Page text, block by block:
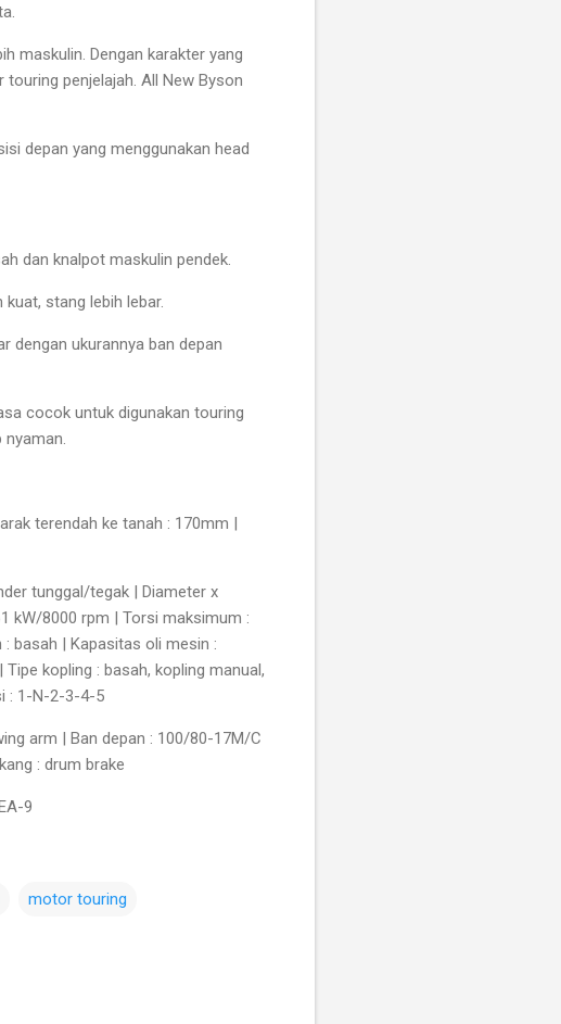
maskulin. Dengan karakter yang
penjelajah. All New Byson
depan yang menggunakan head
dan knalpot maskulin pendek.
stang lebih lebar.
dengan ukurannya ban depan
cocok untuk digunakan touring
terendah ke tanah : 170mm |
tunggal/tegak | Diameter x
kW/8000 rpm | Torsi maksimum :
basah | Kapasitas oli mesin :
kopling : basah, kopling manual,
: 1-N-2-3-4-5
arm | Ban depan : 100/80-17M/C
: drum brake
9
motor touring